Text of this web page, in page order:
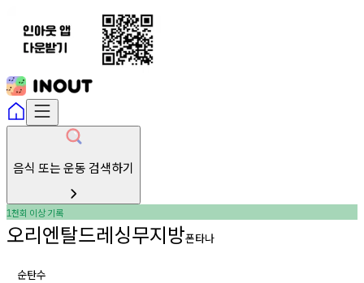
음식 또는 운동 검색하기
1천회 이상기록
오리엔탈드레싱무지방폰타나
순탄수